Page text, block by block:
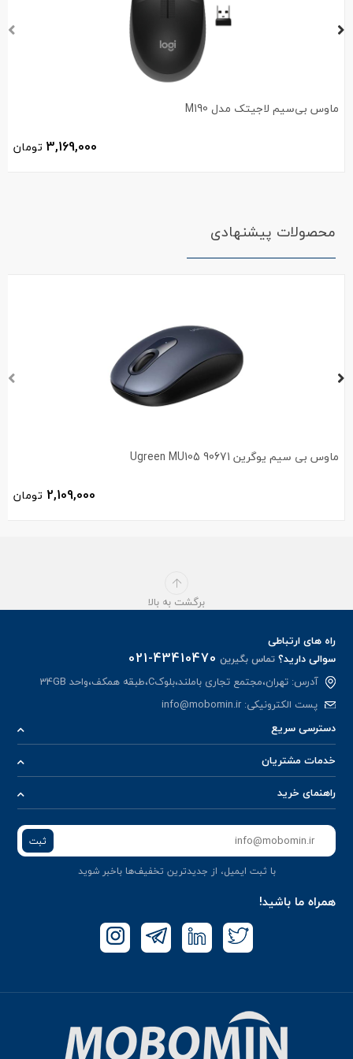
ماوس بی‌سیم لاجیتک مدل M190
3,169,000 تومان
محصولات پیشنهادی
ماوس بی سیم یوگرین Ugreen MU105 90671
2,109,000 تومان
برگشت به بالا
راه های ارتباطی
سوالی دارید؟تماس بگیرین 021-43410470
آدرس: تهران،مجتمع تجاری باملند،بلوکC،طبقه همکف،واحد 34GB
پست الکترونیکی:info@mobomin.ir
دسترسی سریع
خدمات مشتریان
راهنمای خرید
ثبت
با ثبت ایمیل، از جدید‌ترین تخفیف‌ها با‌خبر شوید
همراه ما باشید!